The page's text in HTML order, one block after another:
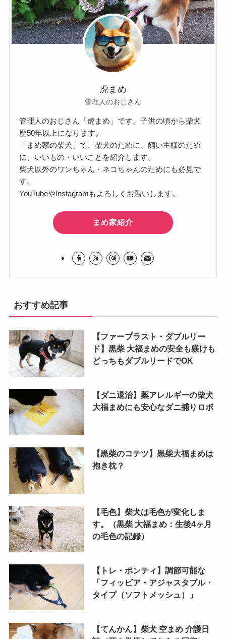
虎まめ
管理人のおじさん
管理人のおじさん「虎まめ」です。子供の頃から柴犬
歴50年以上になります。
「まめ家の柴犬」で、柴犬のために、飼い主様のため
に、いいもの・いいことを紹介します。
柴犬以外のワンちゃん・ネコちゃんのためにも必見で
す。
YouTubeやInstagramもよろしくお願いします。
まめ家紹介
おすすめ記事
【ファープラスト・ダブルリー
ド】黒柴 大福まめの安全も躾けも
どっちもダブルリードでOK
【ダニ退治】薬アレルギーの柴犬
大福まめにも安心なダニ捕りロボ
【黒柴のコテツ】黒柴大福まめは
抱き枕？
【毛色】柴犬は毛色が変化しま
す。（黒柴 大福まめ：生後4ヶ月
の毛色の記録）
【トレ・ポンティ】調節可能な
「フィッビア・アジャスタブル・
タイプ（ソフトメッシュ）」
【てんかん】柴犬 空まめ 介護日